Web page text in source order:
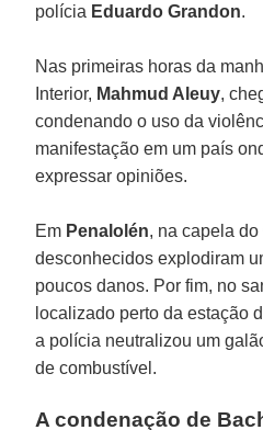
polícia Eduardo Grandon.
Nas primeiras horas da
Interior, Mahmud Aleuy,
condenando o uso da
manifestação em um país
expressar opiniões.
Em Penalolén, na capela do
desconhecidos explodiram
poucos danos. Por fim, no
localizado perto da estação
a polícia neutralizou um
de combustível.
A condenação de